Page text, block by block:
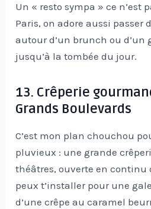
Un « resto sympa » ce n’est
Paris, on adore aussi passer
autour d’un brunch ou d’un
jusqu’à la tombée du jour.
13. Crêperie
Grands Boulevards
C’est mon plan chouchou
pluvieux : une grande
théâtres, ouverte en continu
peux t’installer pour une
d’une crêpe au caramel